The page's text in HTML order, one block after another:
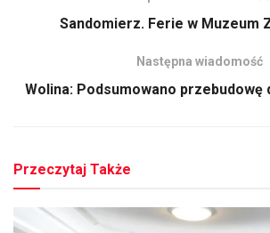
Sandomierz. Ferie w Muzeum
Następna wiadomość
Wolina: Podsumowano przebudowę
Przeczytaj Także